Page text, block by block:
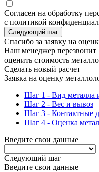
Согласен на обработку
с политикой
Следующий шаг
Спасибо за заявку на
Наш менеджер
оценить стоимость
Сделать новый расчет
Заявка на оценку
Шаг 1 - Вид металла
Шаг 2 - Вес и вывоз
Шаг 3 - Контактные
Шаг 4 - Оценка
Введите свои данные
Следующий шаг
Введите свои данные